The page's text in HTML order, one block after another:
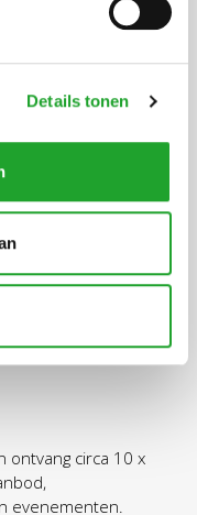
Details tonen
circa 10 x
evenementen.